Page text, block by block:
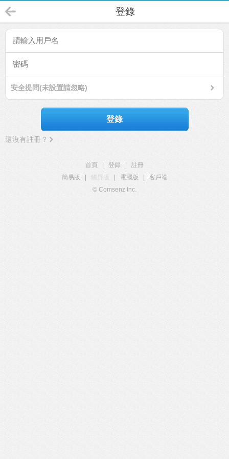
登錄
安全提問(未設置請忽略)
登錄
還沒有註冊？
首頁 登錄
註冊
簡易版
觸屏版 電腦版
客戶端
© Comsenz Inc.